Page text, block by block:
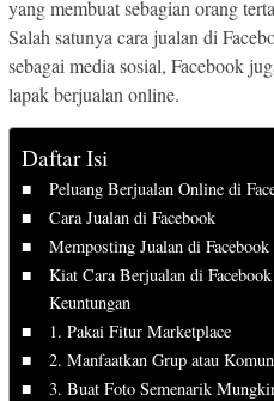
yang membuat sebagian orang
Salah satunya cara jualan di
sebagai media sosial, Facebook
lapak berjualan online.
Daftar Isi
Peluang Berjualan Online di
Cara Jualan di Facebook
Memposting Jualan di Facebook
Kiat Cara Berjualan di
Keuntungan
1. Pakai Fitur Marketplace
2. Manfaatkan Grup atau
3. Buat Foto Semenarik